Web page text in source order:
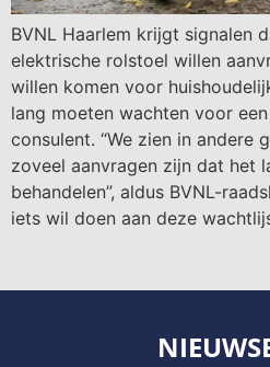
BVNL Haarlem krijgt signalen
elektrische rolstoel willen
willen komen voor
lang moeten wachten voor
consulent. “We zien in andere
zoveel aanvragen zijn dat het
behandelen”, aldus BVNL-
iets wil doen aan deze